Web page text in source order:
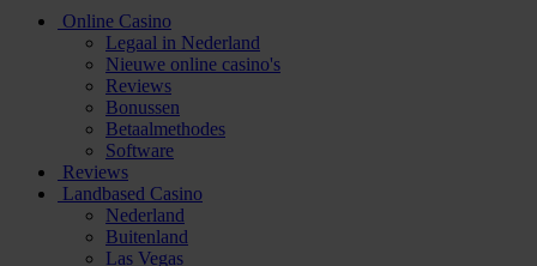
Online Casino
Legaal in Nederland
Nieuwe online casino's
Reviews
Bonussen
Betaalmethodes
Software
Reviews
Landbased Casino
Nederland
Buitenland
Las Vegas